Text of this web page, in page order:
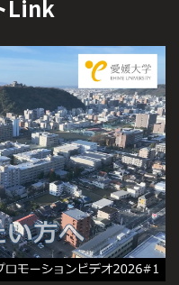
Link